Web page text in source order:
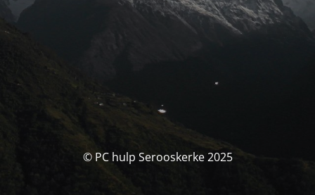
© PC hulp Serooskerke 2025